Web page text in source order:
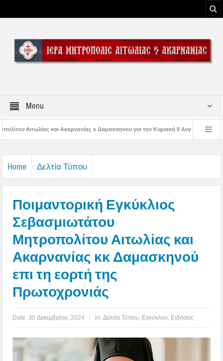
Menu
κ Δαμασκηνου για την Κυριακή 9 Αυγούστου 2026 Η εορτή της
Home Δελτία Τύπου
Ποιμαντορική Εγκύκλιος
Σεβασμιωτάτου
Μητροπολίτου Αιτωλίας και
Ακαρνανίας κκ Δαμασκηνού
επι τη εορτή της
Πρωτοχρονιάς
Date:30 Δεκεμβρίου, 2024 in:Δελτία Τύπου Εγκύκλιοι Ειδήσεις